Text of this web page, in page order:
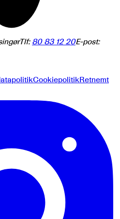
Tlf: 80 83 12 20E-post:
CookiepolitikRetnemt